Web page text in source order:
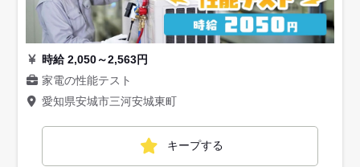
時給 2,050～2,563円
家電の性能テスト
愛知県安城市三河安城東町
キープする